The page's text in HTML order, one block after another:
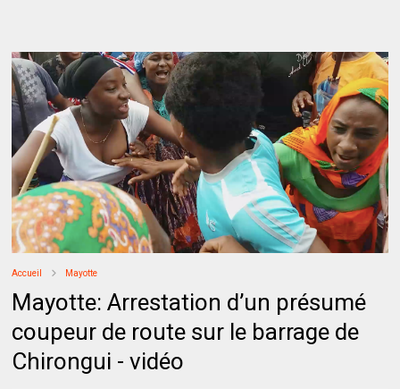
Accueil Mayotte
Mayotte: Arrestation d’un présumé
coupeur de route sur le barrage de
Chirongui - vidéo